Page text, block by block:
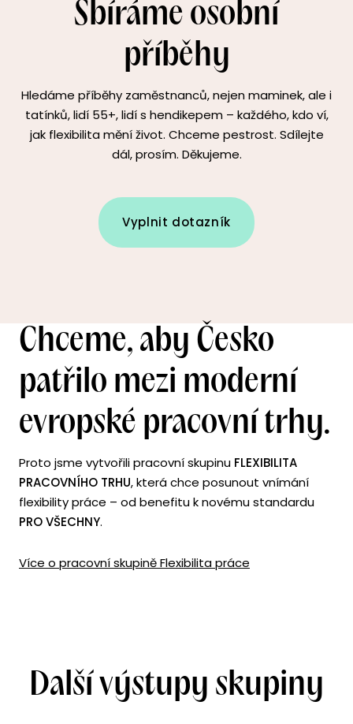
Sbíráme osobní
příběhy
Hledáme příběhy zaměstnanců, nejen maminek, ale i
tatínků, lidí 55+, lidí s hendikepem – každého, kdo ví,
jak flexibilita mění život. Chceme pestrost. Sdílejte
dál, prosím. Děkujeme.
Vyplnit dotazník
Chceme, aby Česko
patřilo mezi moderní
evropské pracovní trhy.
Proto jsme vytvořili pracovní skupinu FLEXIBILITA
PRACOVNÍHO TRHU, která chce posunout vnímání
flexibility práce – od benefitu k novému standardu
PRO VŠECHNY.
Více o pracovní skupině Flexibilita práce
Další výstupy skupiny